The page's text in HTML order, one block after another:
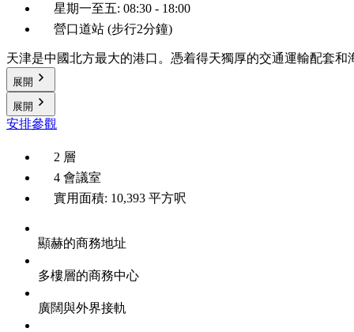
星期一至五: 08:30 - 18:00
營口道站 (步行2分鐘)
天津是中國北方最大的港口。憑着得天獨厚的交通運輸配套
展開
展開
安排參觀
2 層
4 會議室
實用面積: 10,393 平方呎
顯赫的商務地址
多樓層的商務中心
廣闊與外界接軌